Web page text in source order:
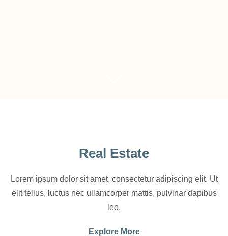
Real Estate
Lorem ipsum dolor sit amet, consectetur adipiscing elit. Ut
elit tellus, luctus nec ullamcorper mattis, pulvinar dapibus
leo.
Explore More